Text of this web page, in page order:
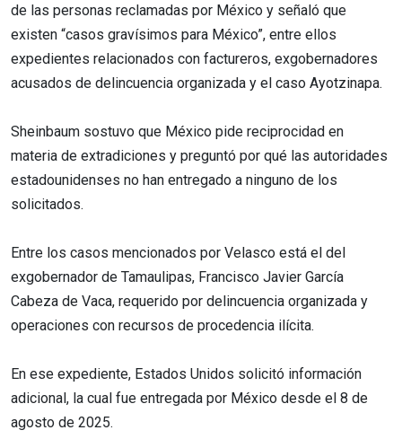
de las personas reclamadas por México y señaló que
existen “casos gravísimos para México”, entre ellos
expedientes relacionados con factureros, exgobernadores
acusados de delincuencia organizada y el caso Ayotzinapa.
Sheinbaum sostuvo que México pide reciprocidad en
materia de extradiciones y preguntó por qué las autoridades
estadounidenses no han entregado a ninguno de los
solicitados.
Entre los casos mencionados por Velasco está el del
exgobernador de Tamaulipas, Francisco Javier García
Cabeza de Vaca, requerido por delincuencia organizada y
operaciones con recursos de procedencia ilícita.
En ese expediente, Estados Unidos solicitó información
adicional, la cual fue entregada por México desde el 8 de
agosto de 2025.